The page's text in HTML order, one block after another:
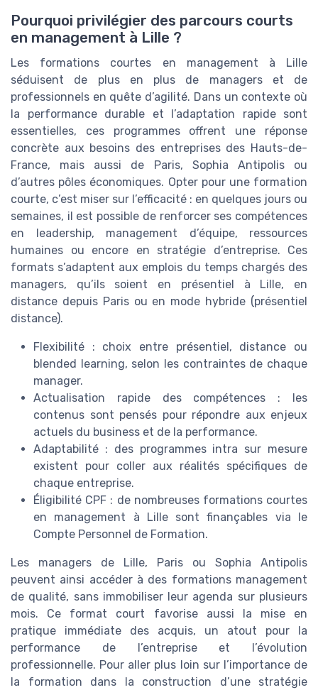
Pourquoi privilégier des parcours courts
en management à Lille ?
Les formations courtes en management à Lille
séduisent de plus en plus de managers et de
professionnels en quête d’agilité. Dans un contexte où
la performance durable et l’adaptation rapide sont
essentielles, ces programmes offrent une réponse
concrète aux besoins des entreprises des Hauts-de-
France, mais aussi de Paris, Sophia Antipolis ou
d’autres pôles économiques. Opter pour une formation
courte, c’est miser sur l’efficacité : en quelques jours ou
semaines, il est possible de renforcer ses compétences
en leadership, management d’équipe, ressources
humaines ou encore en stratégie d’entreprise. Ces
formats s’adaptent aux emplois du temps chargés des
managers, qu’ils soient en présentiel à Lille, en
distance depuis Paris ou en mode hybride (présentiel
distance).
Flexibilité : choix entre présentiel, distance ou
blended learning, selon les contraintes de chaque
manager.
Actualisation rapide des compétences : les
contenus sont pensés pour répondre aux enjeux
actuels du business et de la performance.
Adaptabilité : des programmes intra sur mesure
existent pour coller aux réalités spécifiques de
chaque entreprise.
Éligibilité CPF : de nombreuses formations courtes
en management à Lille sont finançables via le
Compte Personnel de Formation.
Les managers de Lille, Paris ou Sophia Antipolis
peuvent ainsi accéder à des formations management
de qualité, sans immobiliser leur agenda sur plusieurs
mois. Ce format court favorise aussi la mise en
pratique immédiate des acquis, un atout pour la
performance de l’entreprise et l’évolution
professionnelle. Pour aller plus loin sur l’importance de
la formation dans la construction d’une stratégie